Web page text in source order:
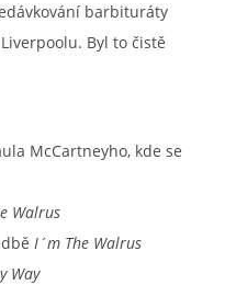
barbituráty
Byl to čistě
McCartneyho, kde se
Walrus
I´m The Walrus
Way